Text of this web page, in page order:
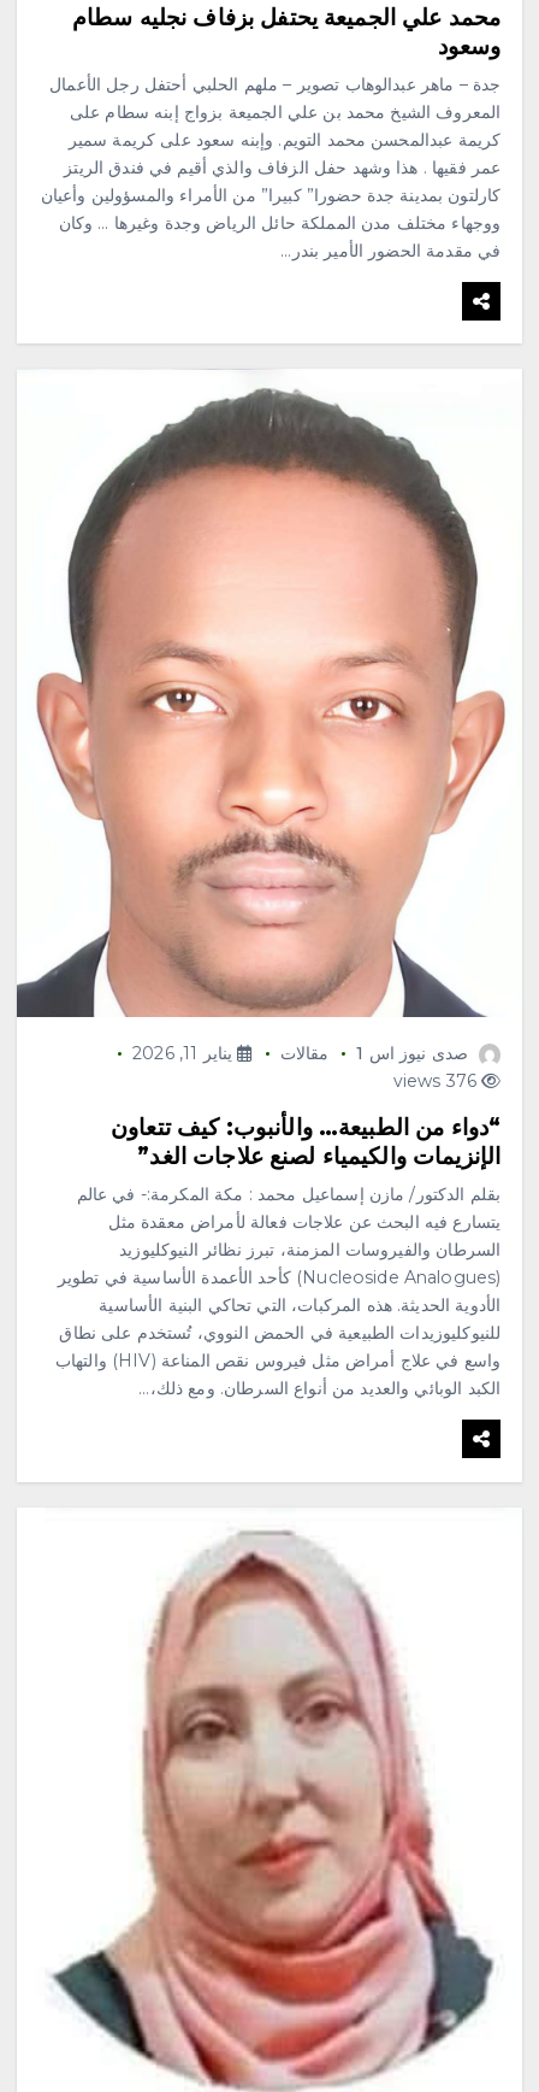
محمد علي الجميعة يحتفل بزفاف نجليه سطام
وسعود
جدة – ماهر عبدالوهاب تصوير – ملهم الحلبي أحتفل رجل الأعمال
المعروف الشيخ محمد بن علي الجميعة بزواج إبنه سطام على
كريمة عبدالمحسن محمد التويم. وإبنه سعود على كريمة سمير
عمر فقيها . هذا وشهد حفل الزفاف والذي أقيم في فندق الريتز
كارلتون بمدينة جدة حضورا” كبيرا” من الأمراء والمسؤولين وأعيان
ووجهاء مختلف مدن المملكة حائل الرياض وجدة وغيرها … وكان
في مقدمة الحضور الأمير بندر…
صدى نيوز اس 1 مقالات
يناير 11, 2026
376 views
“دواء من الطبيعة… والأنبوب: كيف تتعاون
الإنزيمات والكيمياء لصنع علاجات الغد”
بقلم الدكتور/ مازن إسماعيل محمد : مكة المكرمة:- في عالم
يتسارع فيه البحث عن علاجات فعالة لأمراض معقدة مثل
السرطان والفيروسات المزمنة، تبرز نظائر النيوكليوزيد
(Nucleoside Analogues) كأحد الأعمدة الأساسية في تطوير
الأدوية الحديثة. هذه المركبات، التي تحاكي البنية الأساسية
للنيوكليوزيدات الطبيعية في الحمض النووي، تُستخدم على نطاق
واسع في علاج أمراض مثل فيروس نقص المناعة (HIV) والتهاب
الكبد الوبائي والعديد من أنواع السرطان. ومع ذلك،…